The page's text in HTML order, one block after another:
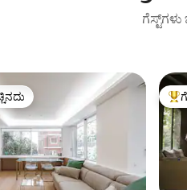
ಗೆಸ್ಟ್‌ಗಳು